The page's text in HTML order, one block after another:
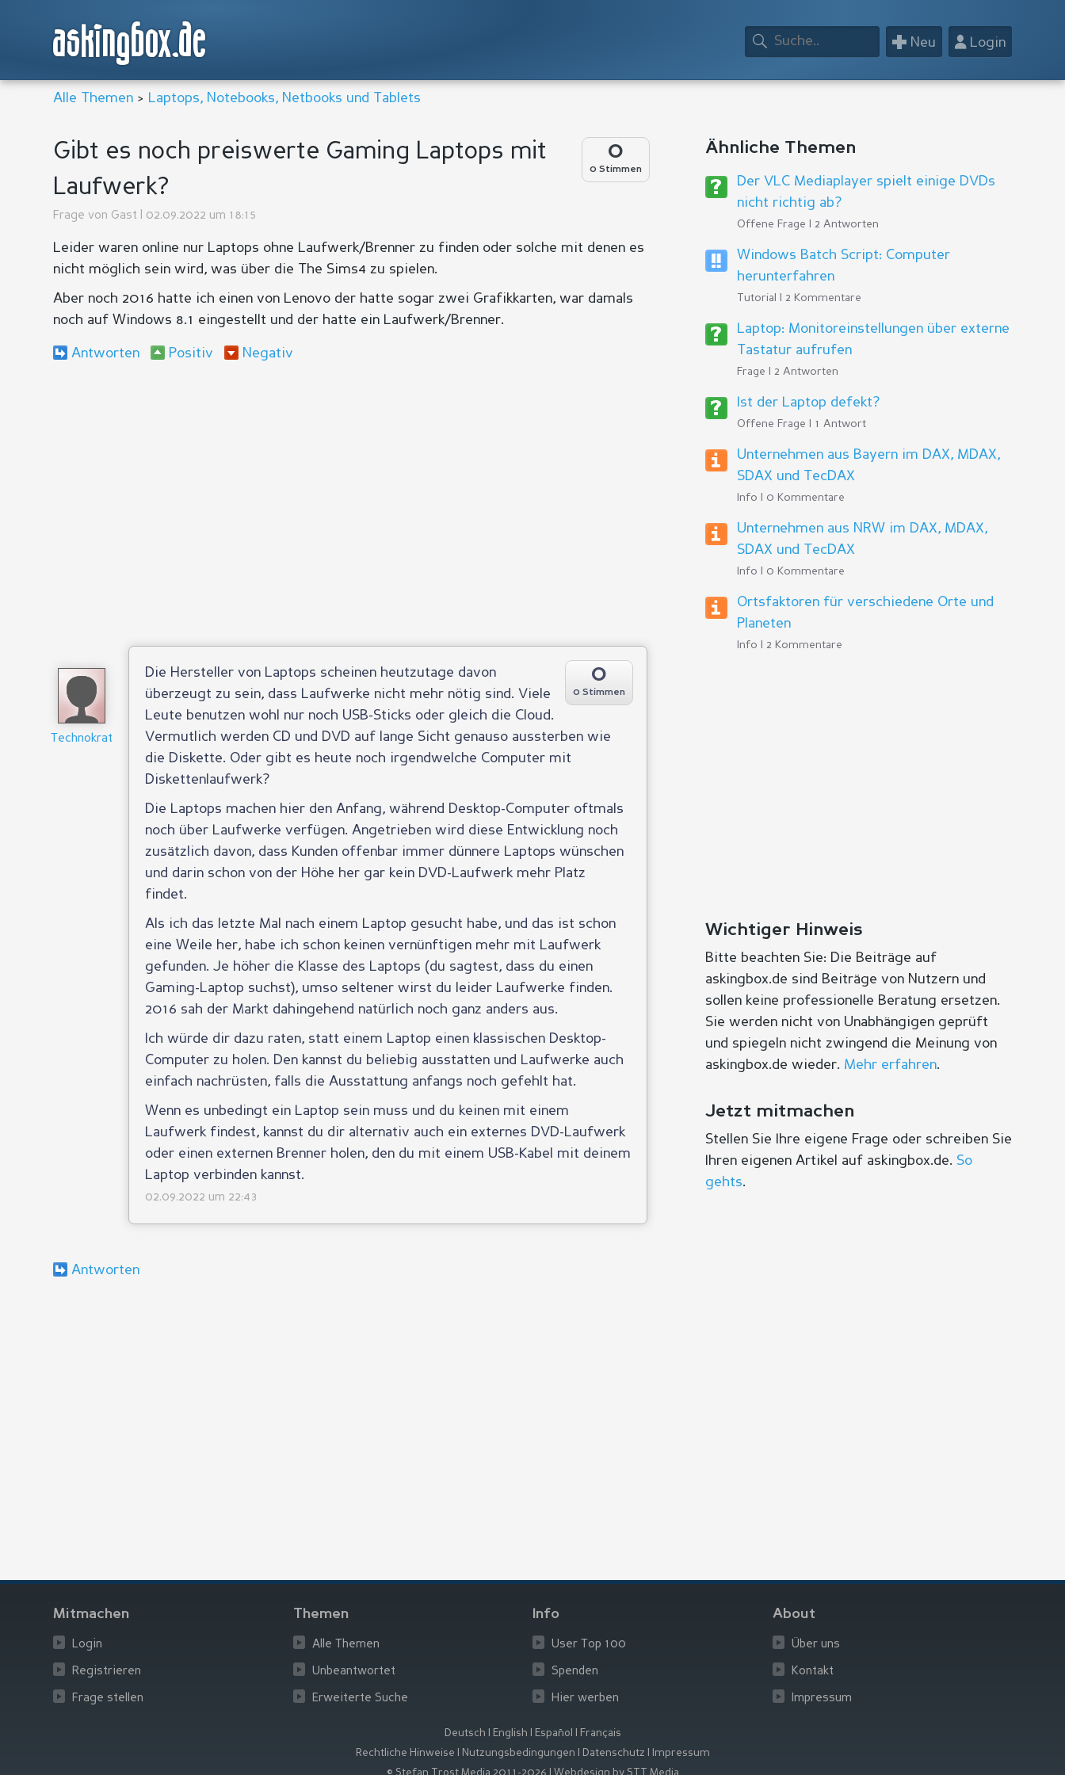
askingbox.de 👤Login
+ Neu
Alle Themen > Laptops, Notebooks, Netbooks und Tablets
0
0 Stimmen
Gibt es noch preiswerte Gaming Laptops mit
Laufwerk?
Frage von Gast | 02.09.2022 um 18:15
Leider waren online nur Laptops ohne Laufwerk/Brenner zu finden oder solche mit denen es
nicht möglich sein wird, was über die The Sims4 zu spielen.
Aber noch 2016 hatte ich einen von Lenovo der hatte sogar zwei Grafikkarten, war damals
noch auf Windows 8.1 eingestellt und der hatte ein Laufwerk/Brenner.
Antworten Positiv Negativ
Technokrat
0
0 Stimmen
Die Hersteller von Laptops scheinen heutzutage davon
überzeugt zu sein, dass Laufwerke nicht mehr nötig sind. Viele
Leute benutzen wohl nur noch USB-Sticks oder gleich die Cloud.
Vermutlich werden CD und DVD auf lange Sicht genauso aussterben wie
die Diskette. Oder gibt es heute noch irgendwelche Computer mit
Diskettenlaufwerk?
Die Laptops machen hier den Anfang, während Desktop-Computer oftmals
noch über Laufwerke verfügen. Angetrieben wird diese Entwicklung noch
zusätzlich davon, dass Kunden offenbar immer dünnere Laptops wünschen
und darin schon von der Höhe her gar kein DVD-Laufwerk mehr Platz
findet.
Als ich das letzte Mal nach einem Laptop gesucht habe, und das ist schon
eine Weile her, habe ich schon keinen vernünftigen mehr mit Laufwerk
gefunden. Je höher die Klasse des Laptops (du sagtest, dass du einen
Gaming-Laptop suchst), umso seltener wirst du leider Laufwerke finden.
2016 sah der Markt dahingehend natürlich noch ganz anders aus.
Ich würde dir dazu raten, statt einem Laptop einen klassischen Desktop-
Computer zu holen. Den kannst du beliebig ausstatten und Laufwerke auch
einfach nachrüsten, falls die Ausstattung anfangs noch gefehlt hat.
Wenn es unbedingt ein Laptop sein muss und du keinen mit einem
Laufwerk findest, kannst du dir alternativ auch ein externes DVD-Laufwerk
oder einen externen Brenner holen, den du mit einem USB-Kabel mit deinem
Laptop verbinden kannst.
02.09.2022 um 22:43
Antworten
Ähnliche Themen
Der VLC Mediaplayer spielt einige DVDs
nicht richtig ab?
Offene Frage | 2 Antworten
Windows Batch Script: Computer
herunterfahren
Tutorial | 2 Kommentare
Laptop: Monitoreinstellungen über externe
Tastatur aufrufen
Frage | 2 Antworten
Ist der Laptop defekt?
Offene Frage | 1 Antwort
Unternehmen aus Bayern im DAX, MDAX,
SDAX und TecDAX
Info | 0 Kommentare
Unternehmen aus NRW im DAX, MDAX,
SDAX und TecDAX
Info | 0 Kommentare
Ortsfaktoren für verschiedene Orte und
Planeten
Info | 2 Kommentare
Wichtiger Hinweis
Bitte beachten Sie: Die Beiträge auf
askingbox.de sind Beiträge von Nutzern und
sollen keine professionelle Beratung ersetzen.
Sie werden nicht von Unabhängigen geprüft
und spiegeln nicht zwingend die Meinung von
askingbox.de wieder. Mehr erfahren.
Jetzt mitmachen
Stellen Sie Ihre eigene Frage oder schreiben Sie
Ihren eigenen Artikel auf askingbox.de. So
gehts.
Mitmachen
Login
Registrieren
Frage stellen
Themen
Alle Themen
Unbeantwortet
Erweiterte Suche
Info
User Top 100
Spenden
Hier werben
About
Über uns
Kontakt
Impressum
Deutsch English Español
Français
Rechtliche Hinweise
Nutzungsbedingungen Datenschutz
Impressum